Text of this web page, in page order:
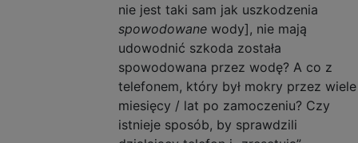
nie jest taki sam jak uszkodzenia
spowodowane wody], nie mają
udowodnić szkoda została
spowodowana przez wodę? A co z
telefonem, który był mokry przez wiele
miesięcy / lat po zamoczeniu? Czy
istnieje sposób, by sprawdzili